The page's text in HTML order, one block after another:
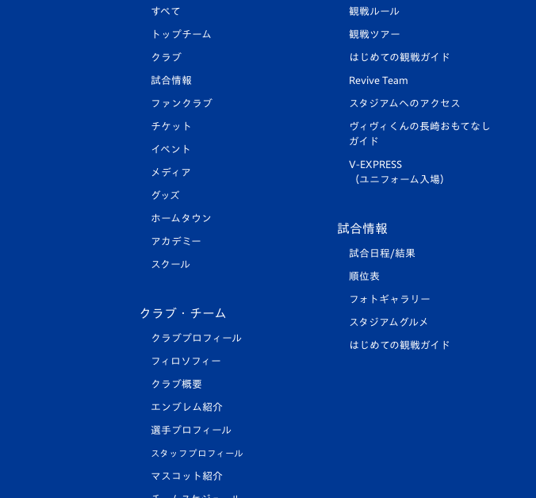
すべて
トップチーム
クラブ
試合情報
ファンクラブ
チケット
イベント
メディア
グッズ
ホームタウン
アカデミー
スクール
クラブ・チーム
クラブプロフィール
フィロソフィー
クラブ概要
エンブレム紹介
選手プロフィール
スタッフプロフィール
マスコット紹介
観戦ルール
観戦ツアー
はじめての観戦ガイド
Revive Team
スタジアムへのアクセス
ヴィヴィくんの長崎おもてなし
ガイド
V-EXPRESS
（ユニフォーム入場）
試合情報
試合日程/結果
順位表
フォトギャラリー
スタジアムグルメ
はじめての観戦ガイド